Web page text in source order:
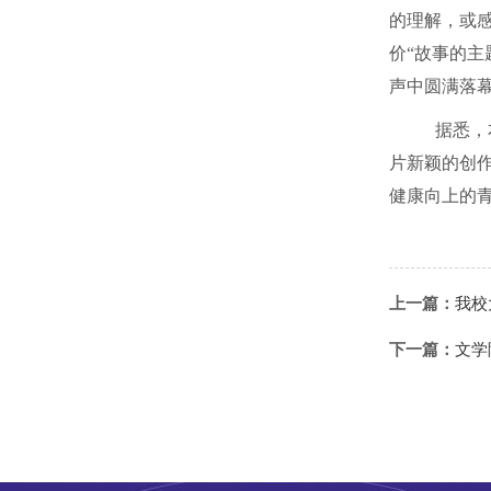
的理解，或
价“故事的
声中圆满落
据悉，
片新颖的创
健康向上的
上一篇： 我
下一篇： 文